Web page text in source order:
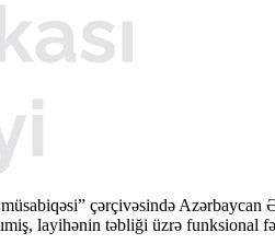
çərçivəsində
layihənin təbliği üzrə funksional